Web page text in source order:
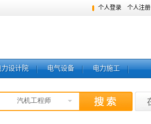
个人登录 个人注册
力设计院 电气设备 电力施工
汽机工程师